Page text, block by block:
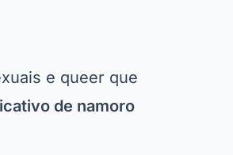
e queer que
de namoro